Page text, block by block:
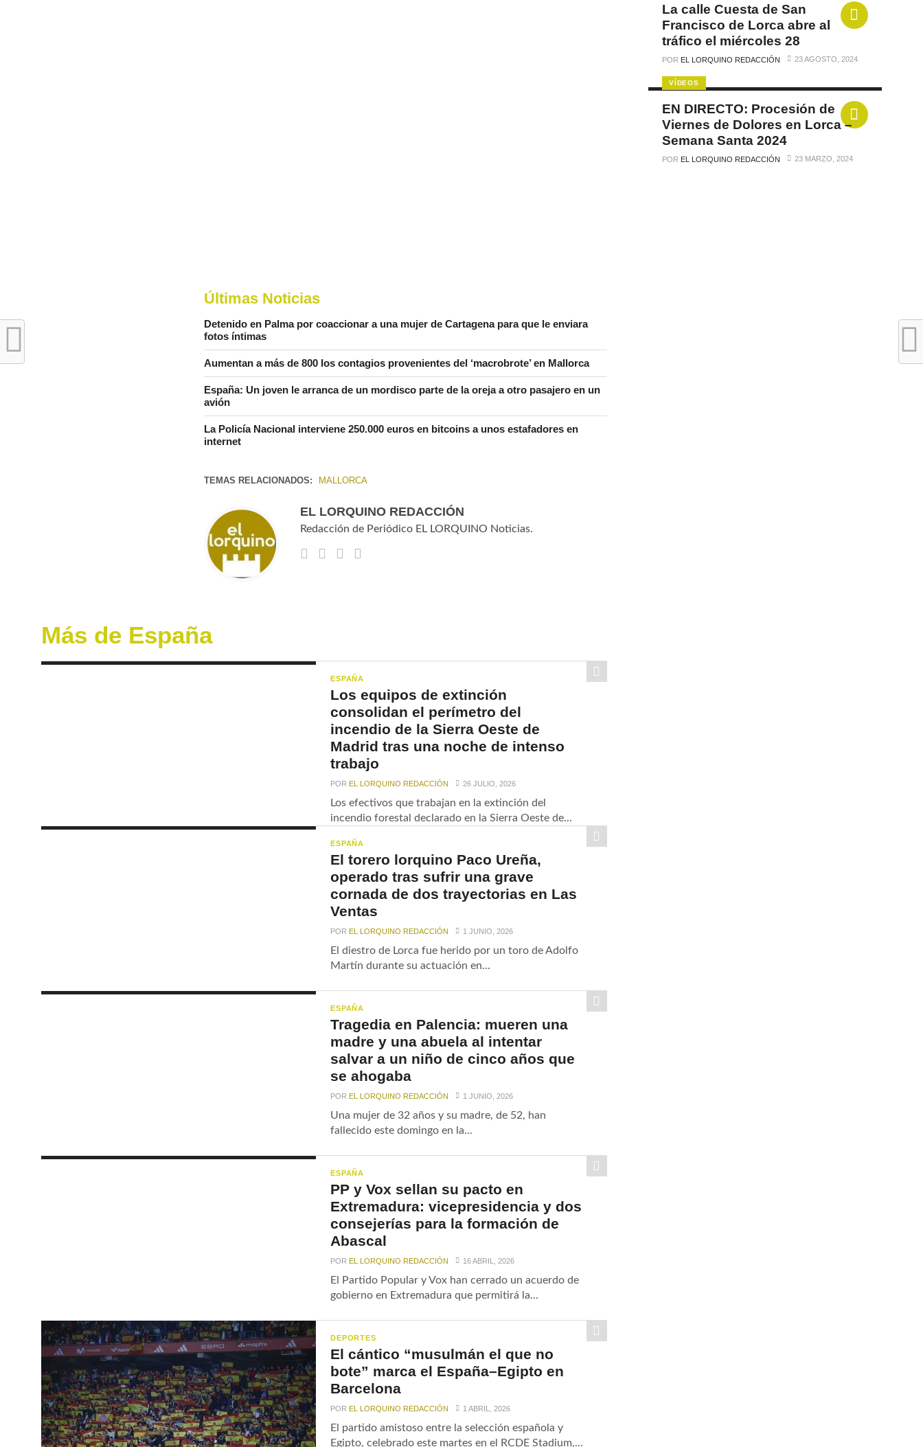
Últimas Noticias
Detenido en Palma por coaccionar a una mujer de Cartagena para que le enviara
fotos íntimas
Aumentan a más de 800 los contagios provenientes del ‘macrobrote’ en Mallorca
España: Un joven le arranca de un mordisco parte de la oreja a otro pasajero en un
avión
La Policía Nacional interviene 250.000 euros en bitcoins a unos estafadores en
internet
TEMAS RELACIONADOS: MALLORCA
EL LORQUINO REDACCIÓN
Redacción de Periódico EL LORQUINO Noticias.
Más de España
ESPAÑA
Los equipos de extinción
consolidan el perímetro del
incendio de la Sierra Oeste de
Madrid tras una noche de intenso
trabajo
POREL LORQUINO REDACCIÓN 26 JULIO, 2026
Los efectivos que trabajan en la extinción del
incendio forestal declarado en la Sierra Oeste de...
ESPAÑA
El torero lorquino Paco Ureña,
operado tras sufrir una grave
cornada de dos trayectorias en Las
Ventas
POREL LORQUINO REDACCIÓN 1 JUNIO, 2026
El diestro de Lorca fue herido por un toro de Adolfo
Martín durante su actuación en...
ESPAÑA
Tragedia en Palencia: mueren una
madre y una abuela al intentar
salvar a un niño de cinco años que
se ahogaba
POREL LORQUINO REDACCIÓN 1 JUNIO, 2026
Una mujer de 32 años y su madre, de 52, han
fallecido este domingo en la...
ESPAÑA
PP y Vox sellan su pacto en
Extremadura: vicepresidencia y dos
consejerías para la formación de
Abascal
POREL LORQUINO REDACCIÓN 16 ABRIL, 2026
El Partido Popular y Vox han cerrado un acuerdo de
gobierno en Extremadura que permitirá la...
DEPORTES
El cántico “musulmán el que no
bote” marca el España–Egipto en
Barcelona
POREL LORQUINO REDACCIÓN 1 ABRIL, 2026
El partido amistoso entre la selección española y
Egipto, celebrado este martes en el RCDE Stadium,...
La calle Cuesta de San
Francisco de Lorca abre al
tráfico el miércoles 28
POR EL LORQUINO REDACCIÓN 23 AGOSTO, 2024
VÍDEOS
EN DIRECTO: Procesión de
Viernes de Dolores en Lorca –
Semana Santa 2024
POR EL LORQUINO REDACCIÓN 23 MARZO, 2024